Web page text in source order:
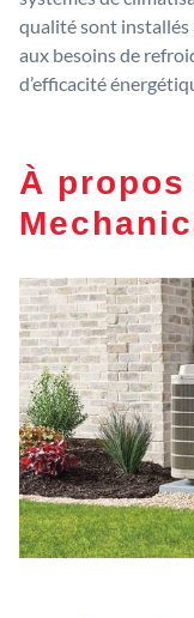
qualité sont installés
aux besoins de
d’efficacité
À propos